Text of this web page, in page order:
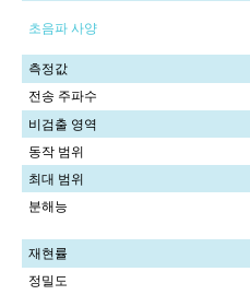
초음파 사양
측정값
전송 주파수
비검출 영역
동작 범위
최대 범위
분해능
재현률
정밀도